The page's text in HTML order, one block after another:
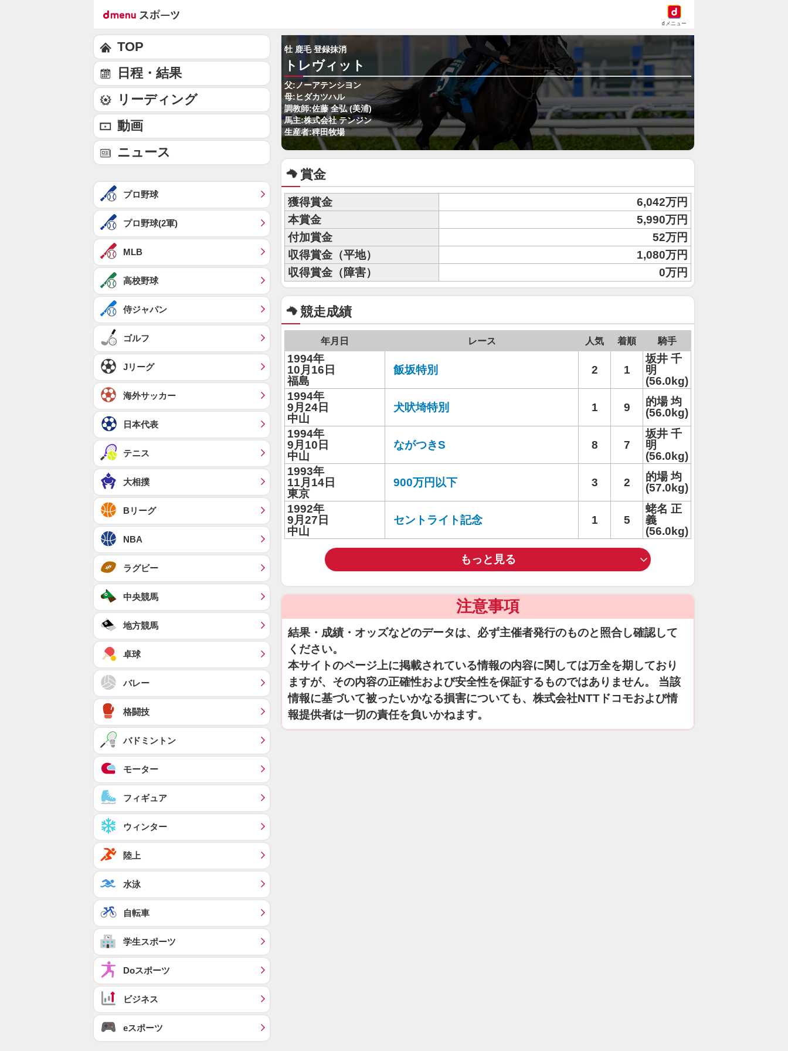
dメニュー
牡 鹿毛 登録抹消
トレヴィット
父:ノーアテンシヨン
母:ヒダカツハル
調教師:佐藤 全弘 (美浦)
馬主:株式会社 テンジン
生産者:稗田牧場
賞金
獲得賞金
6,042万円
本賞金
5,990万円
付加賞金
52万円
収得賞金（平地）
1,080万円
収得賞金（障害）
0万円
競走成績
年月日 レース 人気 着順 騎手
1994年
10月16日
福島
飯坂特別 2 1
坂井 千
明
(56.0kg)
1994年
9月24日
中山
犬吠埼特別 1 9
的場 均
(56.0kg)
1994年
9月10日
中山
ながつきS 8 7
坂井 千
明
(56.0kg)
1993年
11月14日
東京
900万円以下 3 2
的場 均
(57.0kg)
1992年
9月27日
中山
セントライト記念 1 5
蛯名 正
義
(56.0kg)
もっと見る
注意事項
結果・成績・オッズなどのデータは、必ず主催者発行のものと照合し確認して
ください。
本サイトのページ上に掲載されている情報の内容に関しては万全を期しており
ますが、その内容の正確性および安全性を保証するものではありません。 当該
情報に基づいて被ったいかなる損害についても、株式会社NTTドコモおよび情
報提供者は一切の責任を負いかねます。
TOP
日程・結果
リーディング
動画
ニュース
プロ野球
プロ野球(2軍)
MLB
高校野球
侍ジャパン
ゴルフ
Jリーグ
海外サッカー
日本代表
テニス
大相撲
Bリーグ
NBA
ラグビー
中央競馬
地方競馬
卓球
バレー
格闘技
バドミントン
モーター
フィギュア
ウィンター
陸上
水泳
自転車
学生スポーツ
Doスポーツ
ビジネス
eスポーツ